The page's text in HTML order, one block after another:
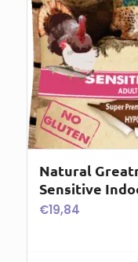
Natural
Sensitive
€19,84